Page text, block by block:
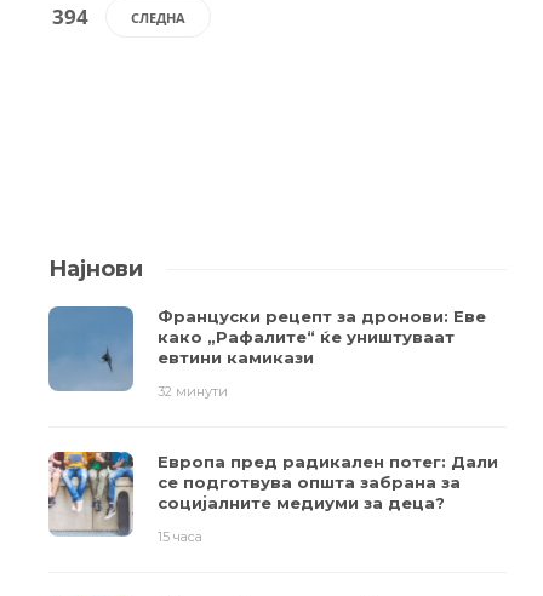
394
СЛЕДНА
Најнови
Француски рецепт за дронови: Еве
како „Рафалите“ ќе уништуваат
евтини камикази
32 минути
Европа пред радикален потег: Дали
се подготвува општа забрана за
социјалните медиуми за деца?
15 часа